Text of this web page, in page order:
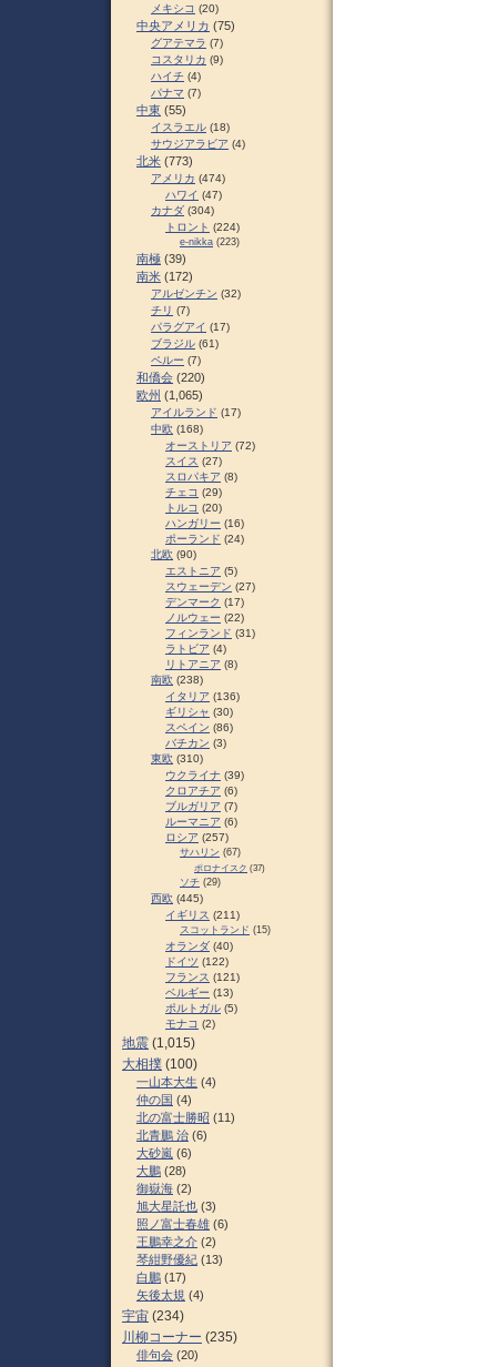
メキシコ (20)
中央アメリカ (75)
グアテマラ (7)
コスタリカ (9)
ハイチ (4)
パナマ (7)
中東 (55)
イスラエル (18)
サウジアラビア (4)
北米 (773)
アメリカ (474)
ハワイ (47)
カナダ (304)
トロント (224)
e-nikka (223)
南極 (39)
南米 (172)
アルゼンチン (32)
チリ (7)
パラグアイ (17)
ブラジル (61)
ペルー (7)
和僑会 (220)
欧州 (1,065)
アイルランド (17)
中欧 (168)
オーストリア (72)
スイス (27)
スロパキア (8)
チェコ (29)
トルコ (20)
ハンガリー (16)
ポーランド (24)
北欧 (90)
エストニア (5)
スウェーデン (27)
デンマーク (17)
ノルウェー (22)
フィンランド (31)
ラトビア (4)
リトアニア (8)
南欧 (238)
イタリア (136)
ギリシャ (30)
スペイン (86)
バチカン (3)
東欧 (310)
ウクライナ (39)
クロアチア (6)
ブルガリア (7)
ルーマニア (6)
ロシア (257)
サハリン (67)
ポロナイスク (37)
ソチ (29)
西欧 (445)
イギリス (211)
スコットランド (15)
オランダ (40)
ドイツ (122)
フランス (121)
ベルギー (13)
ポルトガル (5)
モナコ (2)
地震 (1,015)
大相撲 (100)
一山本大生 (4)
仲の国 (4)
北の富士勝昭 (11)
北青鵬 治 (6)
大砂嵐 (6)
大鵬 (28)
御嶽海 (2)
旭大星託也 (3)
照ノ富士春雄 (6)
王鵬幸之介 (2)
琴紺野優紀 (13)
白鵬 (17)
矢後太規 (4)
宇宙 (234)
川柳コーナー (235)
俳句会 (20)